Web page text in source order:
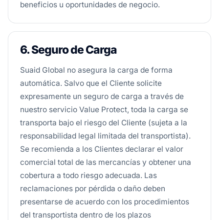
beneficios u oportunidades de negocio.
6. Seguro de Carga
Suaid Global no asegura la carga de forma
automática. Salvo que el Cliente solicite
expresamente un seguro de carga a través de
nuestro servicio Value Protect, toda la carga se
transporta bajo el riesgo del Cliente (sujeta a la
responsabilidad legal limitada del transportista).
Se recomienda a los Clientes declarar el valor
comercial total de las mercancías y obtener una
cobertura a todo riesgo adecuada. Las
reclamaciones por pérdida o daño deben
presentarse de acuerdo con los procedimientos
del transportista dentro de los plazos